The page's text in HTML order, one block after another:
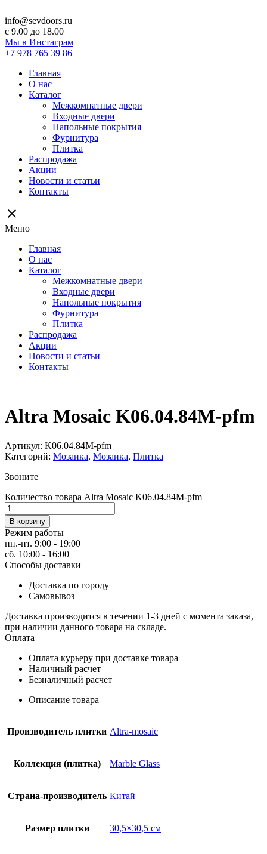
info@sevdoors.ru
c 9.00 до 18.00
Мы в Инстаграм
+7 978 765 39 86
Главная
О нас
Каталог
Межкомнатные двери
Входные двери
Напольные покрытия
Фурнитура
Плитка
Распродажа
Акции
Новости и статьи
Контакты
close
Меню
Главная
О нас
Каталог
Межкомнатные двери
Входные двери
Напольные покрытия
Фурнитура
Плитка
Распродажа
Акции
Новости и статьи
Контакты
Altra Mosaic K06.04.84M-pfm
Артикул: K06.04.84M-pfm
Категорий: Мозаика, Мозаика, Плитка
Звоните
Количество товара Altra Mosaic K06.04.84M-pfm
В корзину
Режим работы
пн.-пт. 9:00 - 19:00
сб. 10:00 - 16:00
Способы доставки
Доставка по городу
Самовывоз
Доставка производится в течении 1-3 дней с момента заказа,
при наличии данного товара на складе.
Оплата
Оплата курьеру при доставке товара
Наличный расчет
Безналичный расчет
Описание товара
Производитель плитки Altra-mosaic
Коллекция (плитка) Marble Glass
Страна-производитель Китай
Размер плитки 30,5×30,5 см